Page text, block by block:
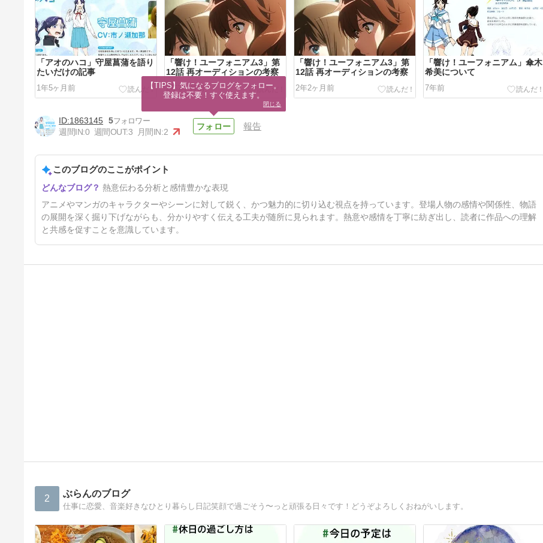
「アオのハコ」守屋菖蒲を語り
たいだけの記事
1年5ヶ月前
「響け！ユーフォニアム3」第
12話 再オーディションの考察
2年2ヶ月前
「響け！ユーフォニアム3」第
12話 再オーディションの考察
2年2ヶ月前
「響け！ユーフォニアム」傘木
希美について
7年前
「響け！ユーフォニアム」鎧塚
みぞれとオーボエの才能につい
7年前
1863145 5
週間IN:0 週間OUT:3 月間IN:2
報告
このブログのここがポイント
熱意伝わる分析と感情豊かな表現
アニメやマンガのキャラクターやシーンに対して鋭く、かつ魅力的に切り込む視点を持っています。登場人物の感情や関係性、物語
の展開を深く掘り下げながらも、分かりやすく伝える工夫が随所に見られます。熱意や感情を丁寧に紡ぎ出し、読者に作品への理解
と共感を促すことを意識しています。
2 ぶらんのブログ
仕事に恋愛、音楽好きなひとり暮らし日記笑顔で過ごそう〜っと頑張る日々です！どうぞよろしくおねがいします。
【TIPS】気になるブログをフォロー。
登録は不要！すぐ使えます。
閉じる